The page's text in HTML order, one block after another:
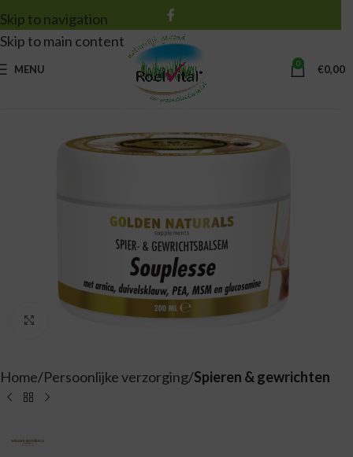
Skip to navigation
Skip to main content
MENU 0 €0,00
Home Persoonlijke verzorging Spieren & gewrichten